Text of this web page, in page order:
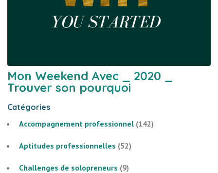
Mon Weekend Avec _ 2020 _
Trouver son pourquoi
Catégories
Accompagnement professionnel (142)
Aptitudes professionnelles (52)
Challenges de solopreneurs (9)